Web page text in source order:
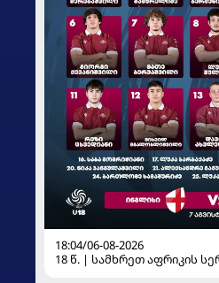
18:04/06-08-2026
18 წ. | სამხრეთ აფრიკის